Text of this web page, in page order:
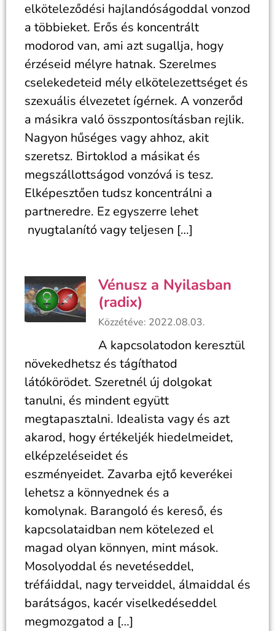
elköteleződési hajlandóságoddal vonzod
a többieket. Erős és koncentrált
modorod van, ami azt sugallja, hogy
érzéseid mélyre hatnak. Szerelmes
cselekedeteid mély elkötelezettséget és
szexuális élvezetet ígérnek. A vonzerőd
a másikra való összpontosításban rejlik.
Nagyon hűséges vagy ahhoz, akit
szeretsz. Birtoklod a másikat és
megszállottságod vonzóvá is tesz.
Elképesztően tudsz koncentrálni a
partneredre. Ez egyszerre lehet
nyugtalanító vagy teljesen […]
Vénusz a Nyilasban
(radix)
Közzétéve: 2022.08.03.
A kapcsolatodon keresztül
növekedhetsz és tágíthatod
látókörödet. Szeretnél új dolgokat
tanulni, és mindent együtt
megtapasztalni. Idealista vagy és azt
akarod, hogy értékeljék hiedelmeidet,
elképzeléseidet és
eszményeidet. Zavarba ejtő keverékei
lehetsz a könnyednek és a
komolynak. Barangoló és kereső, és
kapcsolataidban nem kötelezed el
magad olyan könnyen, mint mások.
Mosolyoddal és nevetéseddel,
tréfáiddal, nagy terveiddel, álmaiddal és
barátságos, kacér viselkedéseddel
megmozgatod a […]